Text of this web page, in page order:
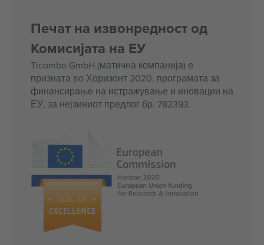
Печат на извонредност од
Комисијата на ЕУ
Ticombo GmbH (матична компанија) е
призната во Хоризонт 2020, програмата за
финансирање на истражување и иновации на
ЕУ, за нејзиниот предлог бр. 782393.